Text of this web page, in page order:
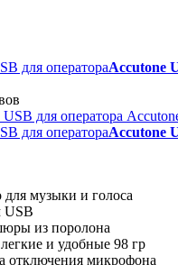
для оператораAccutone
для оператораAccutone
для музыки и голоса
USB
из поролона
и удобные 98 гр
отключения микрофона